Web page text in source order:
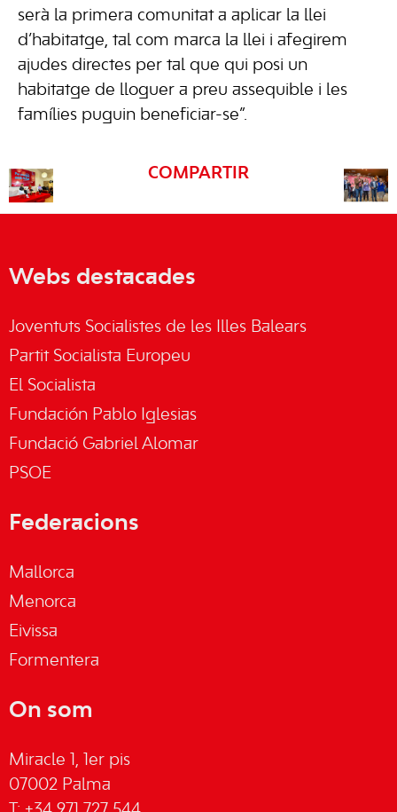
serà la primera comunitat a aplicar la llei
d’habitatge, tal com marca la llei i afegirem
ajudes directes per tal que qui posi un
habitatge de lloguer a preu assequible i les
famílies puguin beneficiar-se”.
COMPARTIR
Webs destacades
Joventuts Socialistes de les Illes Balears
Partit Socialista Europeu
El Socialista
Fundación Pablo Iglesias
Fundació Gabriel Alomar
PSOE
Federacions
Mallorca
Menorca
Eivissa
Formentera
On som
Miracle 1, 1er pis
07002 Palma